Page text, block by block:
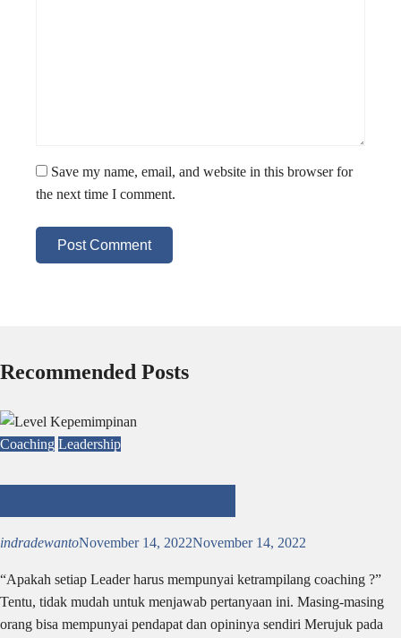
Save my name, email, and website in this browser for
the next time I comment.
Post Comment
Recommended Posts
Coaching Leadership
indradewantoNovember 14, 2022November 14, 2022
“Apakah setiap Leader harus mempunyai ketrampilang coaching ?”
Tentu, tidak mudah untuk menjawab pertanyaan ini. Masing-masing
orang bisa mempunyai pendapat dan opininya sendiri Merujuk pada